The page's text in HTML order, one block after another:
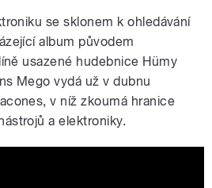
se sklonem k ohledávání
album původem
usazené hudebnice Hümy
Mego vydá už v dubnu
v níž zkoumá hranice
a elektroniky.